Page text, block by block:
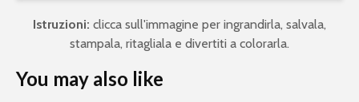
Istruzioni: clicca sull'immagine per ingrandirla, salvala,
stampala, ritagliala e divertiti a colorarla.
You may also like